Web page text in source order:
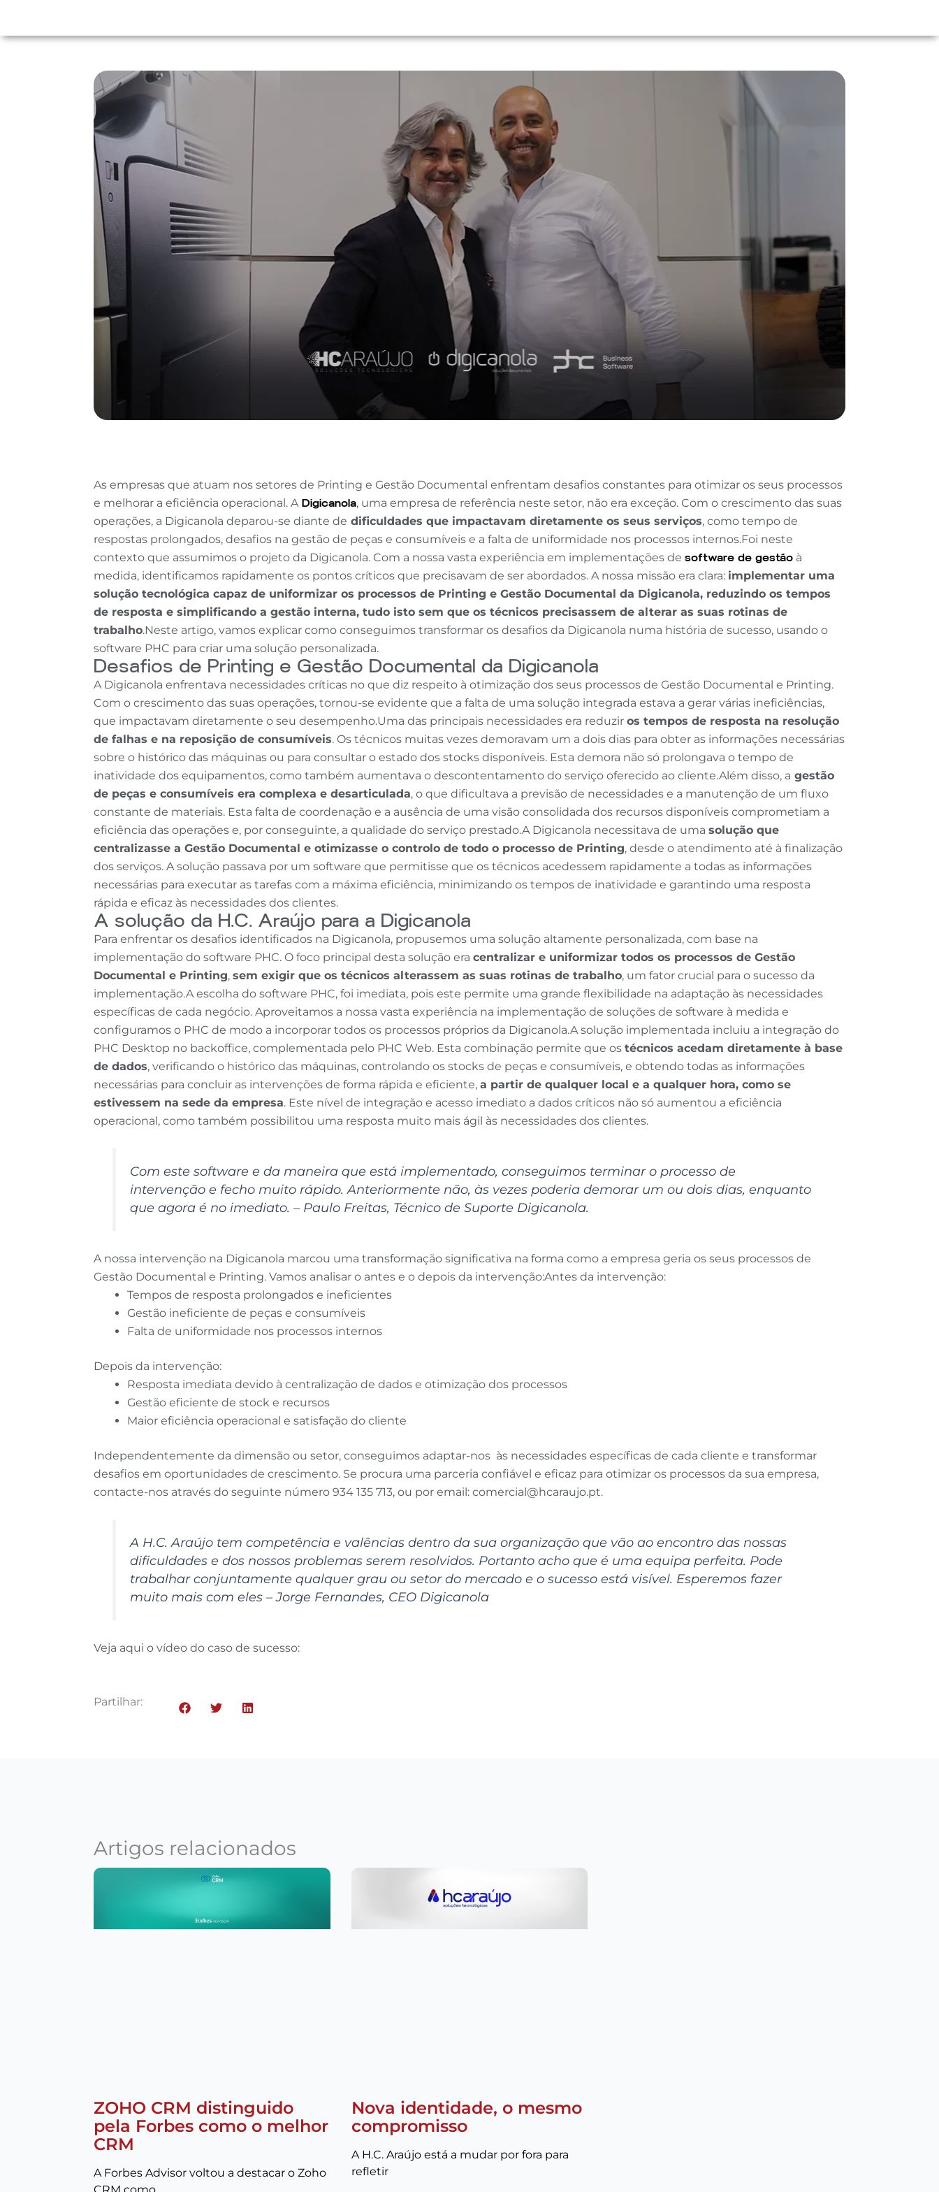
As empresas que atuam nos setores de Printing e Gestão Documental enfrentam desafios constantes para otimizar os seus processos
e melhorar a eficiência operacional. ADigicanola, uma empresa de referência neste setor, não era exceção. Com o crescimento das suas
operações, a Digicanola deparou-se diante de dificuldades que impactavam diretamente os seus serviços, como tempo de
respostas prolongados, desafios na gestão de peças e consumíveis e a falta de uniformidade nos processos internos.Foi neste
contexto que assumimos o projeto da Digicanola. Com a nossa vasta experiência em implementações desoftware de gestão à
medida, identificamos rapidamente os pontos críticos que precisavam de ser abordados. A nossa missão era clara: implementar uma
solução tecnológica capaz de uniformizar os processos de Printing e Gestão Documental da Digicanola, reduzindo os tempos
de resposta e simplificando a gestão interna, tudo isto sem que os técnicos precisassem de alterar as suas rotinas de
trabalho.Neste artigo, vamos explicar como conseguimos transformar os desafios da Digicanola numa história de sucesso, usando o
software PHC para criar uma solução personalizada.
Desafios de Printing e Gestão Documental da Digicanola
A Digicanola enfrentava necessidades críticas no que diz respeito à otimização dos seus processos de Gestão Documental e Printing.
Com o crescimento das suas operações, tornou-se evidente que a falta de uma solução integrada estava a gerar várias ineficiências,
que impactavam diretamente o seu desempenho.Uma das principais necessidades era reduziros tempos de resposta na resolução
de falhas e na reposição de consumíveis. Os técnicos muitas vezes demoravam um a dois dias para obter as informações necessárias
sobre o histórico das máquinas ou para consultar o estado dos stocks disponíveis. Esta demora não só prolongava o tempo de
inatividade dos equipamentos, como também aumentava o descontentamento do serviço oferecido ao cliente.Além disso, a gestão
de peças e consumíveis era complexa e desarticulada, o que dificultava a previsão de necessidades e a manutenção de um fluxo
constante de materiais. Esta falta de coordenação e a ausência de uma visão consolidada dos recursos disponíveis comprometiam a
eficiência das operações e, por conseguinte, a qualidade do serviço prestado.A Digicanola necessitava de umasolução que
centralizasse a Gestão Documental e otimizasse o controlo de todo o processo de Printing, desde o atendimento até à finalização
dos serviços. A solução passava por um software que permitisse que os técnicos acedessem rapidamente a todas as informações
necessárias para executar as tarefas com a máxima eficiência, minimizando os tempos de inatividade e garantindo uma resposta
rápida e eficaz às necessidades dos clientes.
A solução da H.C. Araújo para a Digicanola
Para enfrentar os desafios identificados na Digicanola, propusemos uma solução altamente personalizada, com base na
implementação do software PHC. O foco principal desta solução eracentralizar e uniformizar todos os processos de Gestão
Documental e Printing,sem exigir que os técnicos alterassem as suas rotinas de trabalho, um fator crucial para o sucesso da
implementação.A escolha do software PHC, foi imediata, pois este permite uma grande flexibilidade na adaptação às necessidades
específicas de cada negócio. Aproveitamos a nossa vasta experiência na implementação de soluções de software à medida e
configuramos o PHC de modo a incorporar todos os processos próprios da Digicanola.A solução implementada incluiu a integração do
PHC Desktop no backoffice, complementada pelo PHC Web. Esta combinação permite que ostécnicos acedam diretamente à base
de dados, verificando o histórico das máquinas, controlando os stocks de peças e consumíveis, e obtendo todas as informações
necessárias para concluir as intervenções de forma rápida e eficiente,a partir de qualquer local e a qualquer hora, como se
estivessem na sede da empresa. Este nível de integração e acesso imediato a dados críticos não só aumentou a eficiência
operacional, como também possibilitou uma resposta muito mais ágil às necessidades dos clientes.
Com este software e da maneira que está implementado, conseguimos terminar o processo de
intervenção e fecho muito rápido. Anteriormente não, às vezes poderia demorar um ou dois dias, enquanto
que agora é no imediato. – Paulo Freitas, Técnico de Suporte Digicanola.
A nossa intervenção na Digicanola marcou uma transformação significativa na forma como a empresa geria os seus processos de
Gestão Documental e Printing. Vamos analisar o antes e o depois da intervenção:Antes da intervenção:
Tempos de resposta prolongados e ineficientes
Gestão ineficiente de peças e consumíveis
Falta de uniformidade nos processos internos
Depois da intervenção:
Resposta imediata devido à centralização de dados e otimização dos processos
Gestão eficiente de stock e recursos
Maior eficiência operacional e satisfação do cliente
Independentemente da dimensão ou setor, conseguimos adaptar-nos às necessidades específicas de cada cliente e transformar
desafios em oportunidades de crescimento. Se procura uma parceria confiável e eficaz para otimizar os processos da sua empresa,
contacte-nos através do seguinte número 934 135 713, ou por email:comercial@hcaraujo.pt.
A H.C. Araújo tem competência e valências dentro da sua organização que vão ao encontro das nossas
dificuldades e dos nossos problemas serem resolvidos. Portanto acho que é uma equipa perfeita. Pode
trabalhar conjuntamente qualquer grau ou setor do mercado e o sucesso está visível. Esperemos fazer
muito mais com eles – Jorge Fernandes, CEO Digicanola
Veja aqui o vídeo do caso de sucesso:
Partilhar:
Artigos relacionados
ZOHO CRM distinguido
pela Forbes como o melhor
CRM
A Forbes Advisor voltou a destacar o Zoho
Nova identidade, o mesmo
compromisso
A H.C. Araújo está a mudar por fora para
refletir